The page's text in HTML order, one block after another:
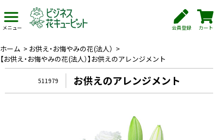
メニュー 会員登録 カート
ホーム > お供え・お悔やみの花(法人） >
【お供え・お悔やみの花(法人）】お供えのアレンジメント
511979 お供えのアレンジメント